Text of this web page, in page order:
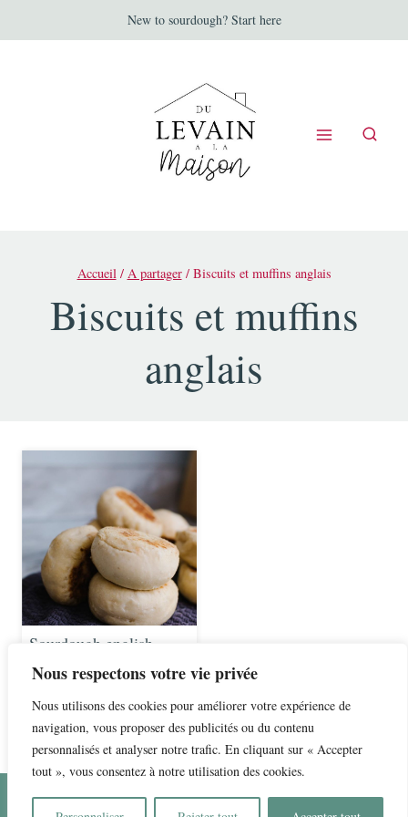
Nous respectons votre vie privée
Nous utilisons des cookies pour améliorer votre expérience de
navigation, vous proposer des publicités ou du contenu
personnalisés et analyser notre trafic. En cliquant sur « Accepter
tout », vous consentez à notre utilisation des cookies.
au
New to sourdough? Start here
Accueil / A partager / Biscuits et muffins anglais
Biscuits et muffins
anglais
Sourdough english
muffins: Muffins anglais
au levain
© 2026 Du levain à la maison • All rights reserved.
Home Privacy policy About